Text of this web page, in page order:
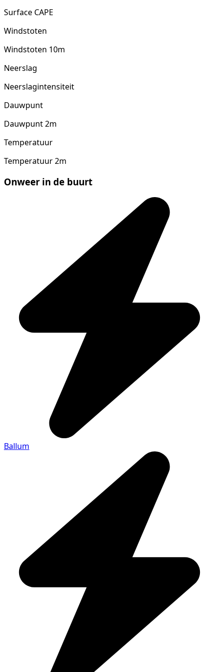
Surface CAPE
Windstoten
Windstoten 10m
Neerslag
Neerslagintensiteit
Dauwpunt
Dauwpunt 2m
Temperatuur
Temperatuur 2m
Onweer in de buurt
Ballum